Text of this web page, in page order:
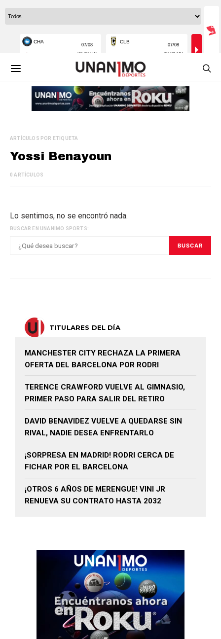
ARTÍCULOS POR ETIQUETA
Yossi Benayoun
0 ARTÍCULOS
Lo sentimos, no se encontró nada.
BUSCAR EN UNANIMO SPORTS:
BUSCAR
TITULARES DEL DÍA
MANCHESTER CITY RECHAZA LA PRIMERA
OFERTA DEL BARCELONA POR RODRI
TERENCE CRAWFORD VUELVE AL GIMNASIO,
PRIMER PASO PARA SALIR DEL RETIRO
DAVID BENAVIDEZ VUELVE A QUEDARSE SIN
RIVAL, NADIE DESEA ENFRENTARLO
¡SORPRESA EN MADRID! RODRI CERCA DE
FICHAR POR EL BARCELONA
¡OTROS 6 AÑOS DE MERENGUE! VINI JR
RENUEVA SU CONTRATO HASTA 2032